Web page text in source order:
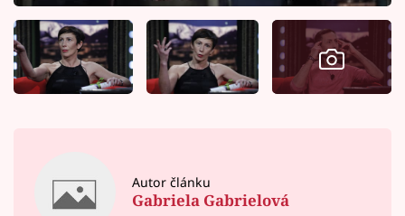
Autor článku
Gabriela Gabrielová